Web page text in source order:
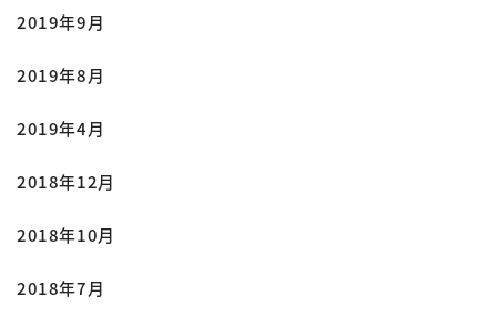
2019年9月
2019年8月
2019年4月
2018年12月
2018年10月
2018年7月